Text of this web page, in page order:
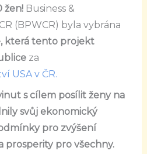
žen!Business &
(BPWCR) byla vybrána
která tento projekt
za
USA v ČR.
s cílem posílit ženy na
svůj ekonomický
pro zvýšení
prosperity pro všechny.